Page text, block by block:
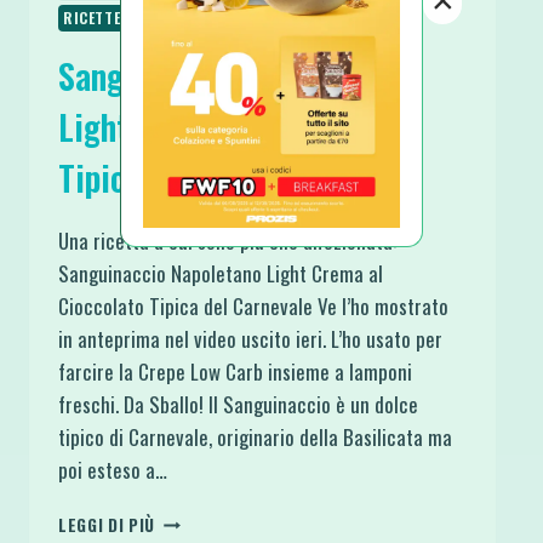
RICETTE VEGETARIANE
SPUNTINI E SNACKS
Sanguinaccio Napoletano
Light Crema al Cioccolato
Tipica del Carnevale
Una ricetta a cui sono più che affezionata:
Sanguinaccio Napoletano Light Crema al
Cioccolato Tipica del Carnevale Ve l’ho mostrato
in anteprima nel video uscito ieri. L’ho usato per
farcire la Crepe Low Carb insieme a lamponi
freschi. Da Sballo! Il Sanguinaccio è un dolce
tipico di Carnevale, originario della Basilicata ma
poi esteso a…
LEGGI DI PIÙ SANGUINACCIO